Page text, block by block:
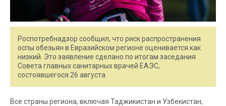
Роспотребнадзор сообщил, что риск распространения
оспы обезьян в Евразийском регионе оценивается как
низкий. Это заявление сделано по итогам заседания
Совета главных санитарных врачей ЕАЭС,
состоявшегося 26 августа.
Все страны региона, включая Таджикистан и Узбекистан,